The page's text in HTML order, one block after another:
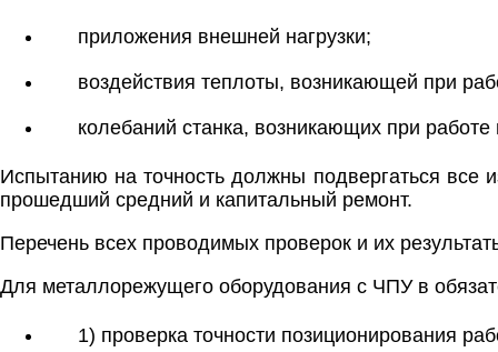
приложения внешней нагрузки;
воздействия теплоты, возникающей при
колебаний станка, возникающих при работе
Испытанию на точность должны подвергаться все
прошедший средний и капитальный ремонт.
Перечень всех проводимых проверок и их
Для металлорежущего оборудования с ЧПУ в
1) проверка точности позиционирования